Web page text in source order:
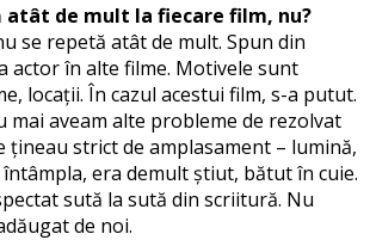
atât de mult la fiecare film, nu?
se repetă atât de mult. Spun din
actor în alte filme. Motivele sunt
locații. În cazul acestui film, s-a putut.
mai aveam alte probleme de rezolvat
țineau strict de amplasament – lumină,
era demult știut, bătut în cuie.
sută la sută din scriitură. Nu
de noi.